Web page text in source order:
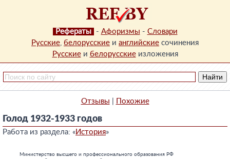
Рефераты - Афоризмы - Словари
Русские, белорусские и английские сочинения
Русскиеи белорусскиеизложения
Отзывы Похожие
Голод 1932-1933 годов
Работа из раздела: «История»